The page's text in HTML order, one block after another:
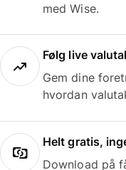
med Wise.
Følg live
Gem dine
hvordan
Helt gratis,
Download på